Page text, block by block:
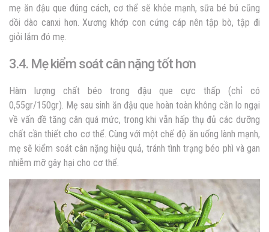
mẹ ăn đậu que đúng cách, cơ thể sẽ khỏe mạnh, sữa bé bú cũng
dồi dào canxi hơn. Xương khớp con cứng cáp nên tập bò, tập đi
giỏi lắm đó mẹ.
3.4. Mẹ kiểm soát cân nặng tốt hơn
Hàm lượng chất béo trong đậu que cực thấp (chỉ có
0,55gr/150gr). Mẹ sau sinh ăn đậu que hoàn toàn không cần lo ngại
về vấn đề tăng cân quá mức, trong khi vẫn hấp thụ đủ các dưỡng
chất cần thiết cho cơ thể. Cùng với một chế độ ăn uống lành mạnh,
mẹ sẽ kiểm soát cân nặng hiệu quả, tránh tình trạng béo phì và gan
nhiễm mỡ gây hại cho cơ thể.